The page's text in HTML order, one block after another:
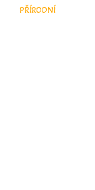
PŘÍRODNÍ